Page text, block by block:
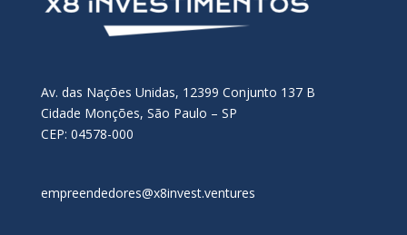
Av. das Nações Unidas, 12399 Conjunto 137 B
Cidade Monções, São Paulo – SP
CEP: 04578-000
empreendedores@x8invest.ventures